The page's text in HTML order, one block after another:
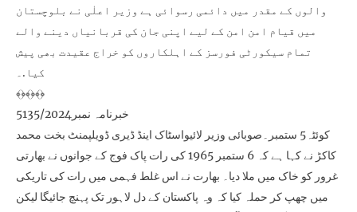
والوں کے مقدر میں دائمی رسوائی ہے وزیر اعلٰی نے بلوچستان
میں قیام امن امن کے لیے اپنی جان کی قربانیاں دینے والے
تمام سیکورٹی فورسز کے اہلکاروں کو خراج عقیدت بھی پیش
کیا.۔
﴾﴿﴾﴿﴾﴿
خبرنامہ نمبر5135/2024
کوئٹہ5 ستمبر۔صوبائی وزیر لائیواسٹاک اینڈ ڈیری ڈویلپمنٹ بخت محمد
کاکڑ نے کہا ہے کہ 6 ستمبر 1965 کی رات پاک فوج کے جوانوں نے بھارتی
غرور کو خاک میں ملا دیا۔ بھارت نے اس غلط فہمی میں رات کی تاریکی
میں چھپ کر حملہ کیا کہ وہ پاکستان کے دل لاہور تک پہنچ جائیگا لیکن